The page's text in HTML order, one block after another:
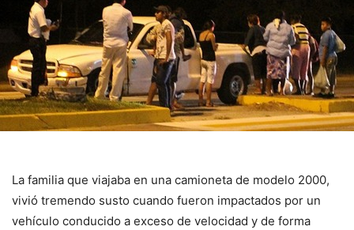
La familia que viajaba en una camioneta de modelo 2000,
vivió tremendo susto cuando fueron impactados por un
vehículo conducido a exceso de velocidad y de forma